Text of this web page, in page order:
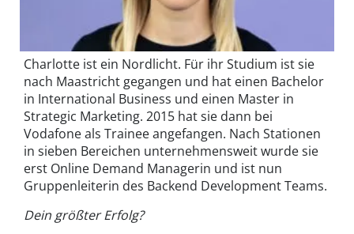
Charlotte ist ein Nordlicht. Für ihr Studium ist sie
nach Maastricht gegangen und hat einen Bachelor
in International Business und einen Master in
Strategic Marketing. 2015 hat sie dann bei
Vodafone als Trainee angefangen. Nach Stationen
in sieben Bereichen unternehmensweit wurde sie
erst Online Demand Managerin und ist nun
Gruppenleiterin des Backend Development Teams.
Dein größter Erfolg?